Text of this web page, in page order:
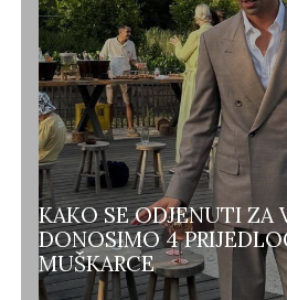
KAKO SE ODJENUTI ZA
DONOSIMO 4
MUŠKARCE